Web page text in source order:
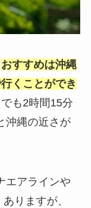
おすすめは沖縄
くことができ
も2時間15分
沖縄の近さが
エアラインや
りますが、